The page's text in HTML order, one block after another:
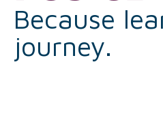
Because
journey.